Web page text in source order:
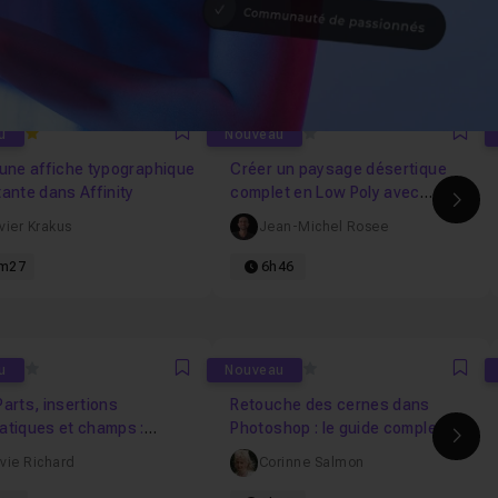
Favori
affiche typographique
dans Affinity
Krakus
Nouveau
0
Créer un paysage désertique
complet en Low Poly avec
Blender
Jean-Michel Rosee
6h46
Favori
insertions
et champs :
Richard
Nouveau
0
Retouche des cernes dans
Photoshop : le guide complet
pour un regard naturel
Corinne Salmon